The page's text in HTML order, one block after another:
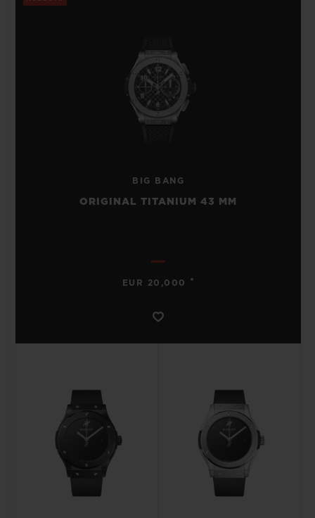
BIG BANG
ORIGINAL TITANIUM 43 MM
EUR 20,000 •